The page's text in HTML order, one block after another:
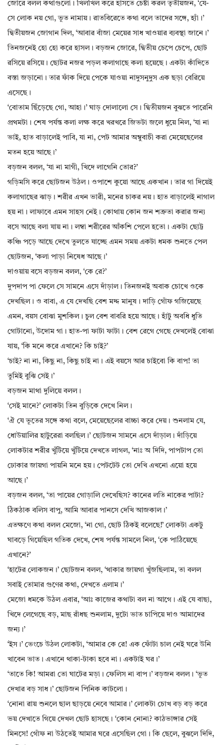
জোরে বলল কথাগুলো। খিলখিল করে হাসতে চেষ্টা করল তৃতীয়জন, ‘যে-
সে লোক নয় গো, ভূত নামায়। রাতবিরেতে কথা বলে তাদের সঙ্গে, হ্যাঁ।’
দ্বিতীয়জন জোগান দিল, ‘আবার বাঁজা মেয়ের সাধ খাওয়ার ব্যবস্থা জানে।’
তিনজনেই হো হো করে হাসল। বড়জন জোরে, দ্বিতীয় চেপে চেপে, ছোট
রসিয়ে রসিয়ে। ছোটর নজর পড়ল কলাগাছে কলা হয়েছে। একটা কাঁদিতে
বস্তা জড়ানো। তার ফাঁক দিয়ে পেকে যাওয়া নাদুসনুদুস এক ছড়া বেরিয়ে
এসেছে।
‘বোতাম ছিঁড়েছে গো, আহা।’ ঘাড় দোলালো সে। দ্বিতীয়জন বুঝতে পারেনি
প্রথমটা। শেষ পর্যন্ত কলা লক্ষ করে খরখরে জিভটা জলে ধুয়ে নিল, ‘যা না
ভাই, হাত বাড়ালেই পাবি, যা না, পেট আমার অম্বুবাচী করা মেয়েছেলের
মতন হয়ে আছে।’
বড়জন বলল, ‘যা না মাগী, খিদে লাগেনি তোর?’
গড়িমসি করে ছোটজন উঠল। ওপাশে কুয়ো আছে একখান। তার গা দিয়েই
কলাগাছের ঝাড়। শরীর এখন ভারী, মনের চাকর নয়। হাত বাড়ালেই নাগাল
হয় না। লাফাবে এমন সাহস নেই। কোথায় কোন জন শত্রুতা করার জন্য
বসে আছে বলা যায় না। লম্বা শরীরের আঁকশি পেলে হতো। একটা ছোট্ট
কঞ্চি পড়ে আছে দেখে তুলতে যাচ্ছে এমন সময় একটা ধমক শুনতে পেল
ছোটজন, ‘কলা পাড়া নিষেধ আছে।’
দাওয়ায় বসে বড়জন বলল, ‘কে রে?’
দুপদাপ পা ফেলে সে সামনে এসে দাঁড়াল। তিনজনই অবাক চোখে ওকে
দেখছিল। ও বাবা, এ যে দেখছি বেশ মদ্দ মানুষ। দাড়ি গোঁফ গজিয়েছে
এমন, বয়স বোঝা মুশকিল। চুল বেশ বাবরি হয়ে আছে। হাঁটু অবধি ধুতি
গোটানো, উদোম গা। হাত-পা ফাটা ফাটা। বেশ রেগে গেছে দেখলেই বোঝা
যায়, ‘কি মনে করে এখানে? কি চাই?’
‘চাই? না না, কিছু না, কিছু চাই না। এই বয়সে আর চাইবো কি বাপ! তা
তুমিই বুঝি সেই।’
বড়জন মাথা দুলিয়ে বলল।
‘সেই মানে?’ লোকটা তিন বুড়িকে দেখে নিল।
‘ঐ যে ভূতের সঙ্গে কথা বলে, মেয়েছেলের বাচ্চা করে দেয়। শুনলাম যে,
ধোউয়ালির হাটুরেরা বলছিল।’ ছোটজন সামনে এসে দাঁড়াল। দাঁড়িয়ে
লোকটার শরীর খুঁটিয়ে খুঁটিয়ে দেখতে লাগল, ‘নাঃ অ দিদি, পাপটাপ তো
ঢোকার জায়গা পায়নি মনে হয়। পেটটেট তো দেখি এখনো এয়ো হয়ে
আছে।’
বড়জন বলল, ‘তা পায়ের গোড়ালি দেখেছিস? কানের লতি নাকের পাটা?
ঠিকঠাক বলিস বাপু, আমি আবার পানসে দেখি আজকাল।’
এতক্ষণে কথা বলল মেজো, ‘না গো, ছোট ঠিকই বলেছে!’ লোকটা একটু
ঘাবড়ে গিয়েছিল গতিক দেখে, শেষ পর্যন্ত সামলে নিল, ‘কে পাঠিয়েছে
এখানে?’
‘হাটের লোকজন।’ ছোটজন বলল, ‘থাকার জায়গা খুঁজছিলাম, তা বলল
সবাই তোমার গুণের কথা, দেখতে এলাম।’
মেজো ধমকে উঠল এবার, ‘আঃ কাজের কথাটা বল না আগে। এই যে বাছা,
খিদে লেগেছে বড়, মাছ রাঁধছ শুনলাম, দুটো ভাত চাপিয়ে দাও আমাদের
জন্য।’
‘ইস।’ ভেংচে উঠল লোকটা, ‘আমার কে রে! এক ফোঁটা চাল নেই ঘরে উনি
খাবেন ভাত। এখানে থাকা-টাকা হবে না। একটাই ঘর।’
‘তাতে কি! আমরা তো ঘাটের মড়া। ফেলিস না বাপ।’ বড়জন বলল। ‘ভূত
দেখার বড় সাধ।’ ছোটজন পিনিক কাটলো।
‘নোনা রায় শুনলে ছাল ছাড়য়ে নেবে আমার।’ লোকটা চোখ বড় বড় করে
ভয় দেখাতে গিয়ে দেখল ছোট হাসছে। ‘কোন নোনা? কাঠভাঙ্গার সেই
মিনসে! গোঁফ না উঠতেই আমার ঘরে এসেছিল গো। কি ছেলে, বুঝলে দিদি,